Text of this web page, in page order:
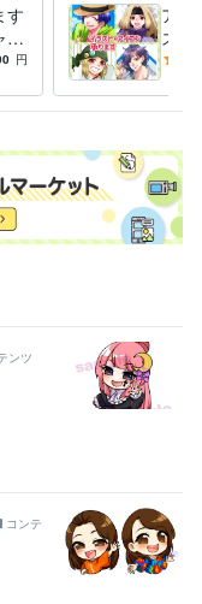
す
ラ
円
アイ
スト
観賞
ンツ
コンテ